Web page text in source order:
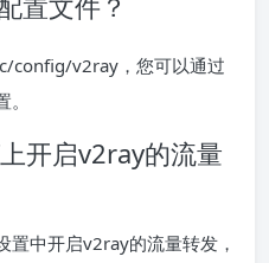
config/v2ray，您可以通过
开启v2ray的流量
置中开启v2ray的流量转发，